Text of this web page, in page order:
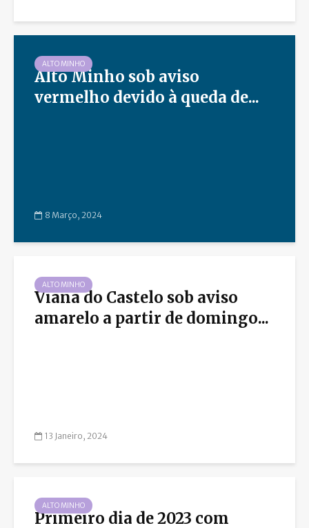
ALTO MINHO
Alto Minho sob aviso
vermelho devido à queda de...
8 Março, 2024
ALTO MINHO
Viana do Castelo sob aviso
amarelo a partir de domingo...
13 Janeiro, 2024
ALTO MINHO
Primeiro dia de 2023 com